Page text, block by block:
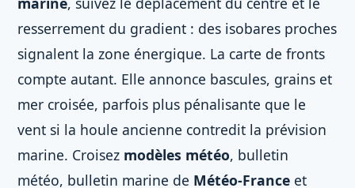
resserrement du gradient : des isobares proches
signalent la zone énergique. La carte de fronts
compte autant. Elle annonce bascules, grains et
mer croisée, parfois plus pénalisante que le
vent si la houle ancienne contredit la prévision
marine. Croisez modèles météo, bulletin
météo, bulletin marine de Météo-France et